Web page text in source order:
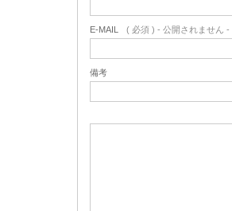
E-MAIL ( 必須 ) - 公開されません -
備考